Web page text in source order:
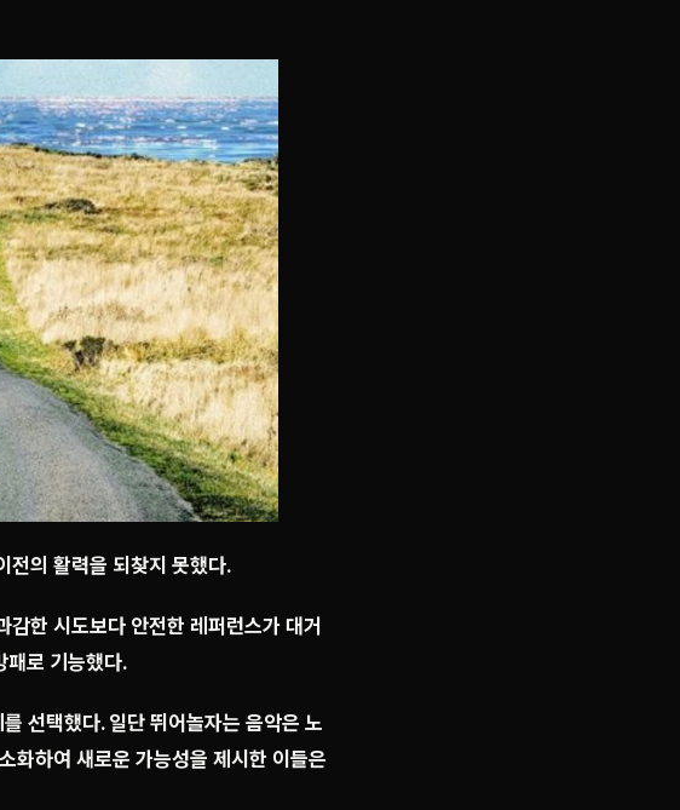
의 활력을 되찾지 못했다.
한 시도보다 안전한 레퍼런스가 대거
패로 기능했다.
선택했다. 일단 뛰어놀자는 음악은 노
화하여 새로운 가능성을 제시한 이들은